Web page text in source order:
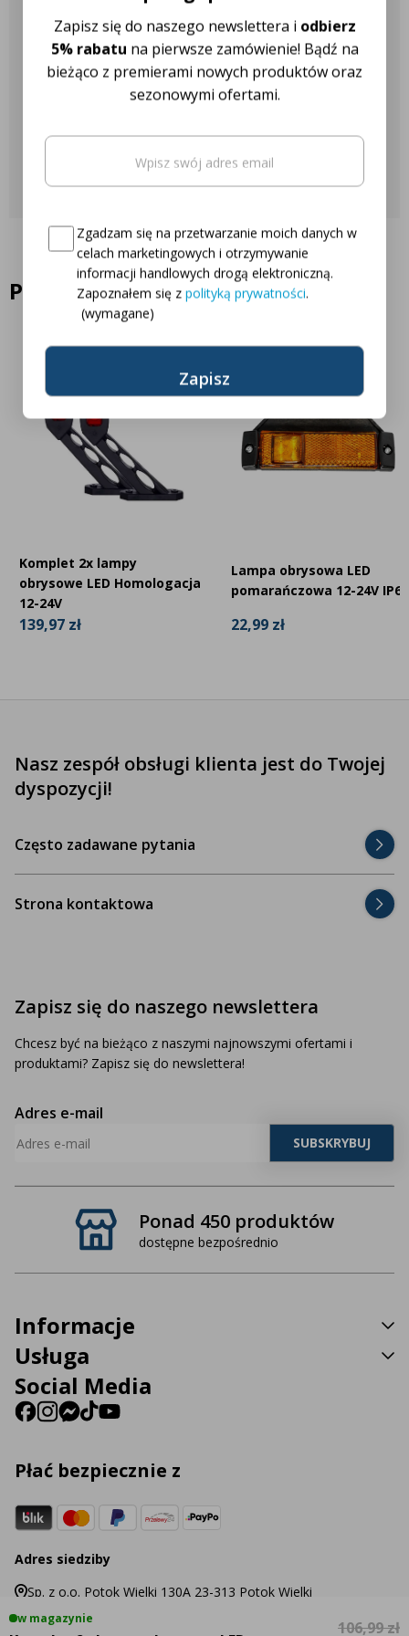
w magazynie 106,99 zł
Nasza obsługa klienta jest do
Twojej dyspozycji!
Najczęściej zadawane pytania
Skontaktuj się z nami
Podobne produkty
Komplet 2x lampy
obrysowe LED Homologacja
12-24V
139,97 zł
Lampa obrysowa LED
pomarańczowa 12-24V IP68
22,99 zł
Ponad 450 produktów
dostępne bezpośrednio
Nasz zespół obsługi klienta jest do Twojej
dyspozycji!
Często zadawane pytania
Strona kontaktowa
Zapisz się do naszego newslettera
Chcesz być na bieżąco z naszymi najnowszymi ofertami i
produktami? Zapisz się do newslettera!
Adres e-mail
Informacje
Usługa
Social Media
Płać bezpiecznie z
Adres siedziby
Sp. z o.o. Potok Wielki 130A 23-313 Potok Wielki
Zapisz się do naszego newslettera i odbierz
5% rabatu na pierwsze zamówienie! Bądź na
bieżąco z premierami nowych produktów oraz
sezonowymi ofertami.
Email
Consent (wymagane)
Zgadzam się na przetwarzanie moich danych w
celach marketingowych i otrzymywanie
informacji handlowych drogą elektroniczną.
Zapoznałem się z polityką prywatności.
(wymagane)
Oto Twój kod zniżkowy na